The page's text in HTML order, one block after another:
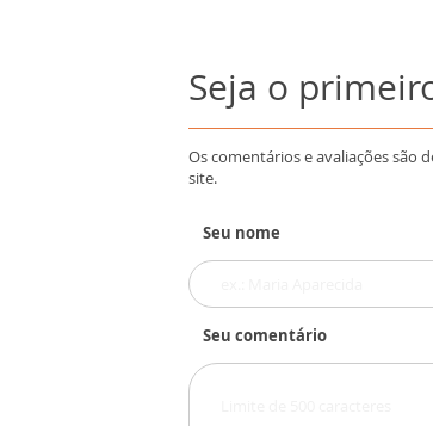
Seja o
Os comentários e avaliações são
site.
Seu nome
Seu comentário